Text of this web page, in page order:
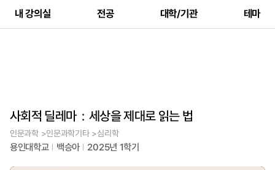
내 강의실 전공 대학/기관 테마
사회적 딜레마：세상을 제대로 읽는 법
인문과학 >인문과학기타 >심리학
용인대학교 백승아 2025년 1학기